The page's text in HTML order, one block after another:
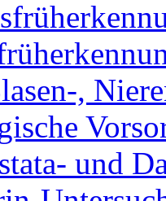
,
und